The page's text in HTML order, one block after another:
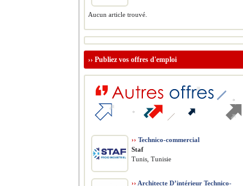
Aucun article trouvé.
›› Publiez vos offres d'emploi
›› Technico-commercial
Staf
Tunis, Tunisie
›› Architecte D’intérieur Technico-